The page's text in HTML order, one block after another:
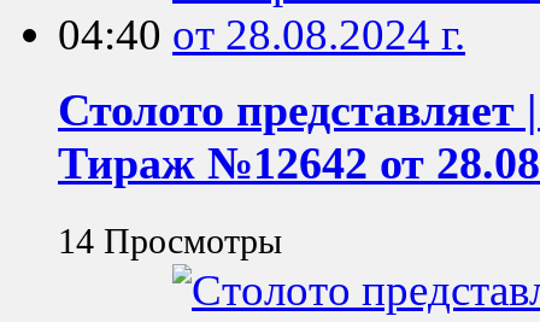
04:40
Столото представляет
Тираж №12642 от
14 Просмотры